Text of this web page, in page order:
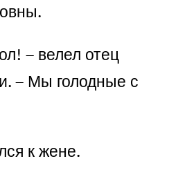
– велел отец
– Мы голодные с
к жене.